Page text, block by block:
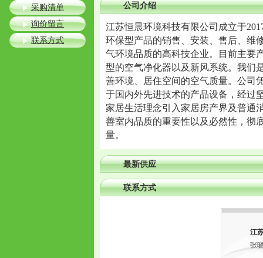
公司介绍
江苏恒晨环境科技有限公司成立于
环保型产品的销售、安装、售后、维
气环境品质的高科技企业。目前主要
型的空气净化器以及新风系统。我们
善环境、居住空间的空气质量。公司
于国内外先进技术的产品设备，经过
家居生活理念引入家居房产界及普通
善室内品质的重要性以及必然性，彻
量。
最新供应
联系方式
江
张
采购清单
询价留言
联系方式